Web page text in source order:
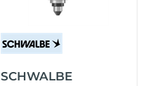
SCHWALBE